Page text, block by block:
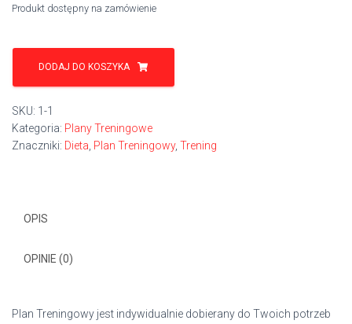
Produkt dostępny na zamówienie
ilość
Treningowy
3
Miesiące
DODAJ DO KOSZYKA
SKU: 1-1
Kategoria: Plany Treningowe
Znaczniki: Dieta Plan Treningowy, Trening
OPIS
OPINIE (0)
Plan Treningowy jest indywidualnie dobierany do Twoich potrzeb